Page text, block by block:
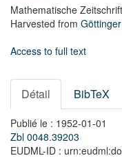
Mathematische
Harvested from
Access to full text
Détail BibTeX
Publié le : 1952-01-01
Zbl 0048.39203
EUDML-ID :